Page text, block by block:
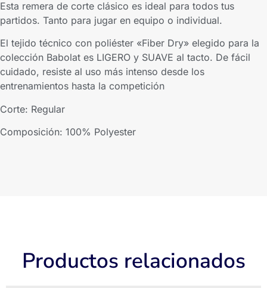
Esta remera de corte clásico es ideal para todos tus
partidos. Tanto para jugar en equipo o individual.
El tejido técnico con poliéster «Fiber Dry» elegido para la
colección Babolat es LIGERO y SUAVE al tacto. De fácil
cuidado, resiste al uso más intenso desde los
entrenamientos hasta la competición
Corte: Regular
Composición: 100% Polyester
Productos relacionados